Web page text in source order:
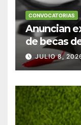
CONVOCATORIAS
Anuncian
de becas
Hendricks,
Colegio
JULIO 8,